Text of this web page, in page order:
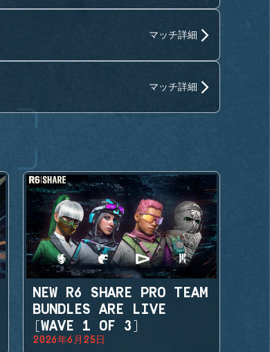
マッチ詳細
マッチ詳細
NEW R6 SHARE PRO TEAM
BUNDLES ARE LIVE
(WAVE 1 OF 3)
2026年6月25日